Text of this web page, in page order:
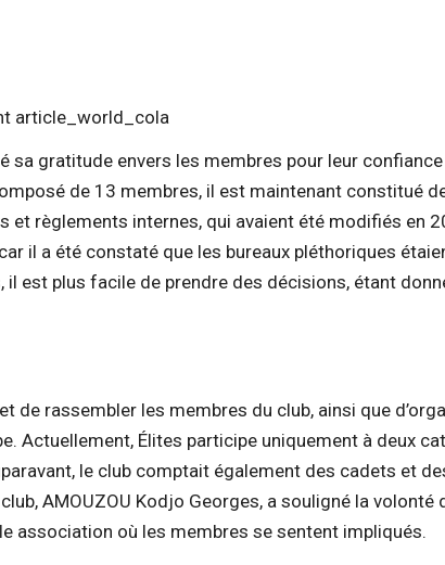
sa gratitude envers les membres pour leur
de 13 membres, il est maintenant constitué
règlements internes, qui avaient été modifiés en
il a été constaté que les bureaux pléthoriques
est plus facile de prendre des décisions, étant
de rassembler les membres du club, ainsi que
Actuellement, Élites participe uniquement à deux
le club comptait également des cadets et
AMOUZOU Kodjo Georges, a souligné la volonté
association où les membres se sentent impliqués.